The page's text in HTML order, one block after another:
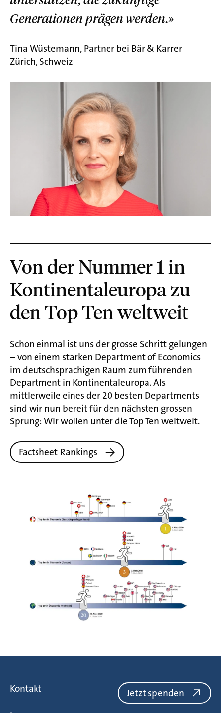
Generationen prägen werden.»
Tina Wüstemann, Partner bei Bär & Karrer
Zürich, Schweiz
Von der Nummer 1 in
Kontinentaleuropa zu
den Top Ten weltweit
Schon einmal ist uns der grosse Schritt gelungen
– von einem starken Department of Economics
im deutschsprachigen Raum zum führenden
Depart­ment in Kontinentaleuropa. Als
mittlerweile eines der 20 besten Departments
sind wir nun bereit für den nächsten grossen
Sprung: Wir wollen unter die Top Ten weltweit.
Factsheet Rankings
Kontakt Jetzt spenden